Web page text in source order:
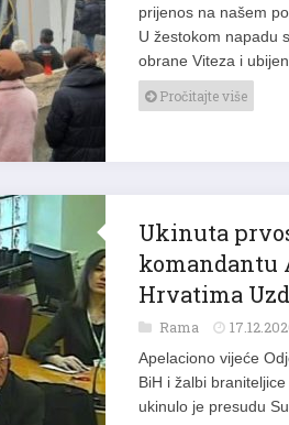
prijenos na našem
U žestokom napadu
obrane Viteza i
Pročitajte više
Ukinuta
komandantu
Hrvatima
Rama
Apelaciono vijeće
BiH i žalbi
ukinulo je presudu